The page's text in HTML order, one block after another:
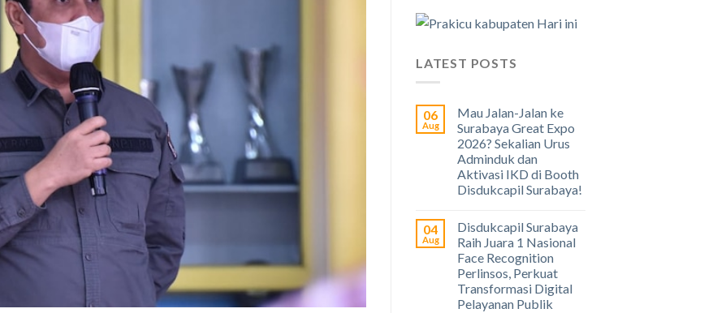
LATEST POSTS
06
Aug
Mau Jalan-Jalan ke
Surabaya Great Expo
2026? Sekalian Urus
Adminduk dan
Aktivasi IKD di Booth
Disdukcapil Surabaya!
04
Aug
Disdukcapil Surabaya
Raih Juara 1 Nasional
Face Recognition
Perlinsos, Perkuat
Transformasi Digital
Pelayanan Publik